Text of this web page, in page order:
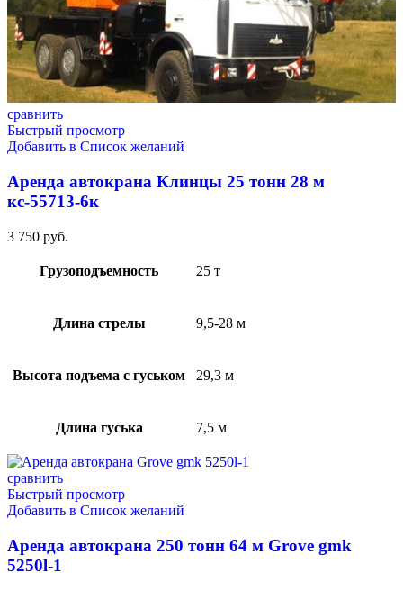
сравнить
Быстрый просмотр
Добавить в Список желаний
Аренда автокрана Клинцы 25 тонн 28 м
кс-55713-6к
3 750 руб.
Грузоподъемность 25 т
Длина стрелы 9,5-28 м
Высота подъема с гуськом 29,3 м
Длина гуська 7,5 м
сравнить
Быстрый просмотр
Добавить в Список желаний
Аренда автокрана 250 тонн 64 м Grove gmk
5250l-1